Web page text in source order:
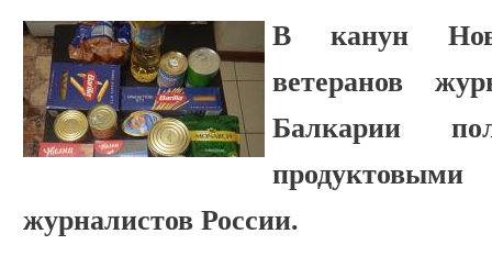
В канун
ветеранов
Балкарии
журналистов России.